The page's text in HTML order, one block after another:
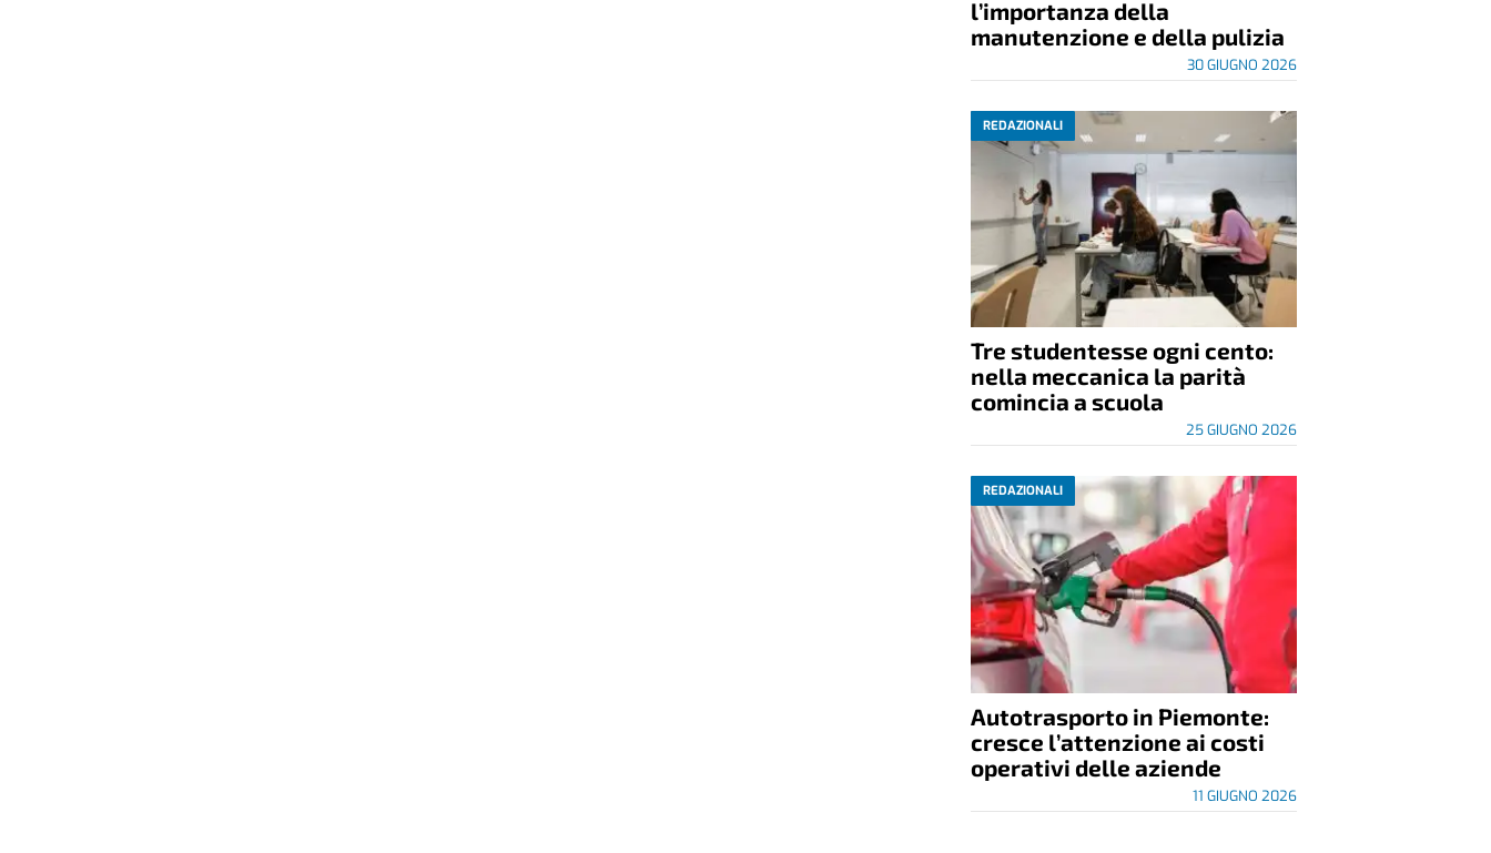
l’importanza della
manutenzione e della pulizia
30 GIUGNO 2026
REDAZIONALI
Tre studentesse ogni cento:
nella meccanica la parità
comincia a scuola
25 GIUGNO 2026
REDAZIONALI
Autotrasporto in Piemonte:
cresce l’attenzione ai costi
operativi delle aziende
11 GIUGNO 2026